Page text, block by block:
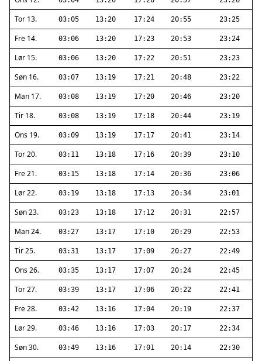
Tor 13. 03:05 13:20 17:24 20:55 23:25
Fre 14. 03:06 13:20 17:23 20:53 23:24
Lør 15. 03:06 13:20 17:22 20:51 23:23
Søn 16. 03:07 13:19 17:21 20:48 23:22
Man 17. 03:08 13:19 17:20 20:46 23:20
Tir 18. 03:08 13:19 17:18 20:44 23:19
Ons 19. 03:09 13:19 17:17 20:41 23:14
Tor 20. 03:11 13:18 17:16 20:39 23:10
Fre 21. 03:15 13:18 17:14 20:36 23:06
Lør 22. 03:19 13:18 17:13 20:34 23:01
Søn 23. 03:23 13:18 17:12 20:31 22:57
Man 24. 03:27 13:17 17:10 20:29 22:53
Tir 25. 03:31 13:17 17:09 20:27 22:49
Ons 26. 03:35 13:17 17:07 20:24 22:45
Tor 27. 03:39 13:17 17:06 20:22 22:41
Fre 28. 03:42 13:16 17:04 20:19 22:37
Lør 29. 03:46 13:16 17:03 20:17 22:34
Søn 30. 03:49 13:16 17:01 20:14 22:30